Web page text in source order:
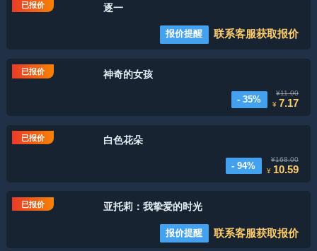
已报价 逐一
报价提醒 联系客服获取报价
已报价 神奇的女孩
- 35%
¥11.00
¥ 7.17
已报价 白色花朵
- 94%
¥168.00
¥ 10.59
已报价 亚托莉：我挚爱的时光
报价提醒 联系客服获取报价